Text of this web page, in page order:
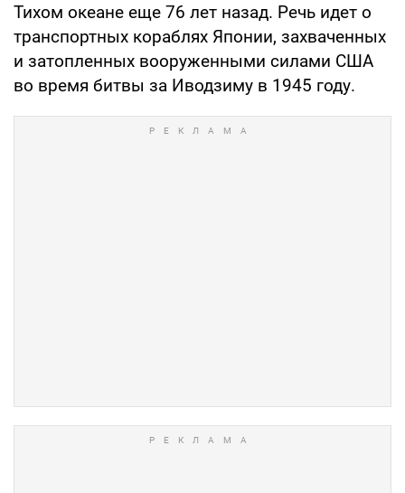
Тихом океане еще 76 лет назад. Речь идет о
транспортных кораблях Японии, захваченных
и затопленных вооруженными силами США
во время битвы за Иводзиму в 1945 году.